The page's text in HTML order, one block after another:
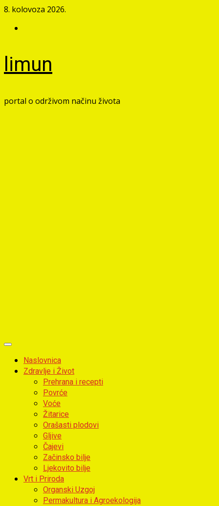
Skip
content
8. kolovoza 2026.
limun
portal o održivom načinu života
Primary
MenuNaslovnica
Zdravlje i Život
Prehrana i recepti
Povrće
Voće
Žitarice
Orašasti plodovi
Gljive
Čajevi
Začinsko bilje
Ljekovito bilje
Vrt i Priroda
Organski Uzgoj
Permakultura i Agroekologija